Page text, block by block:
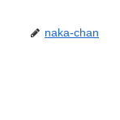
naka-chan